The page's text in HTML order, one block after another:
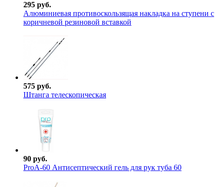
295 руб.
Алюминиевая противоскользящая накладка на ступени с
коричневой резиновой вставкой
575 руб.
Штанга телескопическая
90 руб.
ProА-60 Антисептический гель для рук туба 60